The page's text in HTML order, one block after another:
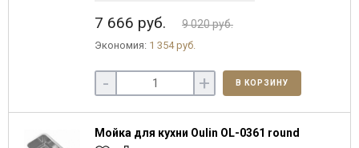
7 666 руб. 9 020 руб.
Экономия: 1 354 руб.
- + В КОРЗИНУ
Мойка для кухни Oulin OL-0361 round